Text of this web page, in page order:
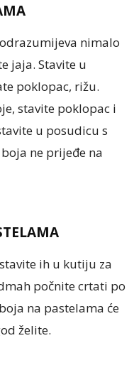
nimalo
jaja. Stavite u
poklopac, rižu.
stavite poklopac i
u posudicu s
ne prijeđe na
ih u kutiju za
počnite crtati po
na pastelama će
želite.